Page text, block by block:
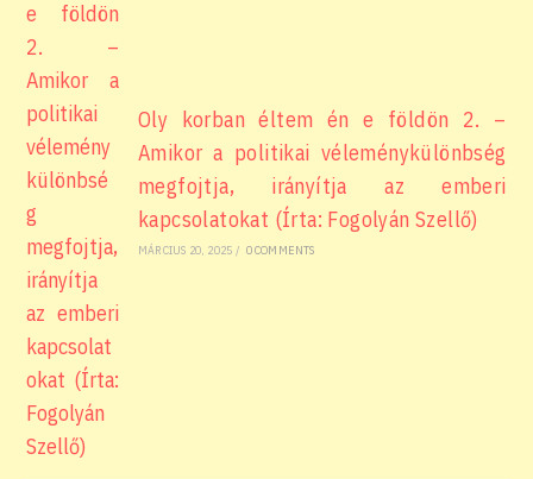
Oly korban éltem én e földön 2. –
Amikor a politikai véleménykülönbség
megfojtja, irányítja az emberi
kapcsolatokat (Írta: Fogolyán Szellő)
MÁRCIUS 20, 2025 / 0 COMMENTS